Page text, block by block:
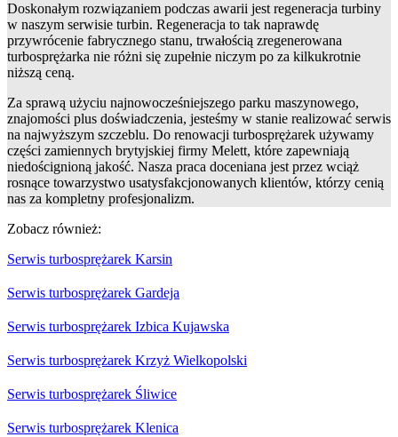
Doskonałym rozwiązaniem podczas awarii jest regeneracja turbiny
w naszym serwisie turbin. Regeneracja to tak naprawdę
przywrócenie fabrycznego stanu, trwałością zregenerowana
turbosprężarka nie różni się zupełnie niczym po za kilkukrotnie
niższą ceną.
Za sprawą użyciu najnowocześniejszego parku maszynowego,
znajomości plus doświadczenia, jesteśmy w stanie realizować serwis
na najwyższym szczeblu. Do renowacji turbosprężarek używamy
części zamiennych brytyjskiej firmy Melett, które zapewniają
niedoścignioną jakość. Nasza praca doceniana jest przez wciąż
rosnące towarzystwo usatysfakcjonowanych klientów, którzy cenią
nas za kompletny profesjonalizm.
Zobacz również:
Serwis turbosprężarek Karsin
Serwis turbosprężarek Gardeja
Serwis turbosprężarek Izbica Kujawska
Serwis turbosprężarek Krzyż Wielkopolski
Serwis turbosprężarek Śliwice
Serwis turbosprężarek Klenica